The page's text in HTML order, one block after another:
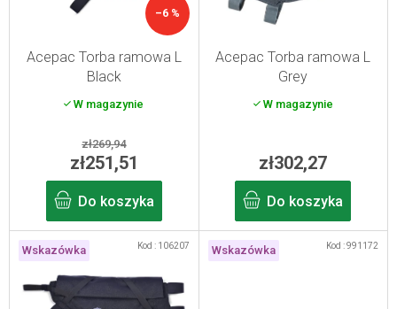
w
–6 %
Acepac Torba ramowa L
Black
W magazynie
zł269,94
zł251,51
Do koszyka
Acepac Torba ramowa L
Grey
W magazynie
zł302,27
Do koszyka
Wskazówka Kod : 106207 Wskazówka Kod :991172